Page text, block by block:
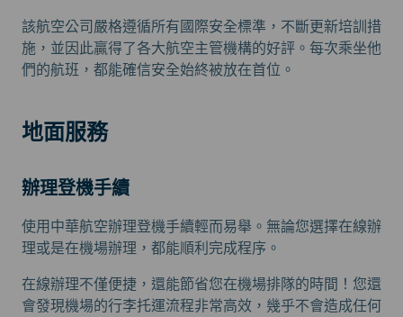
該航空公司嚴格遵循所有國際安全標準，不斷更新培訓措
施，並因此贏得了各大航空主管機構的好評。每次乘坐他
們的航班，都能確信安全始終被放在首位。
地面服務
辦理登機手續
使用中華航空辦理登機手續輕而易舉。無論您選擇在線辦
理或是在機場辦理，都能順利完成程序。
在線辦理不僅便捷，還能節省您在機場排隊的時間！您還
會發現機場的行李托運流程非常高效，幾乎不會造成任何